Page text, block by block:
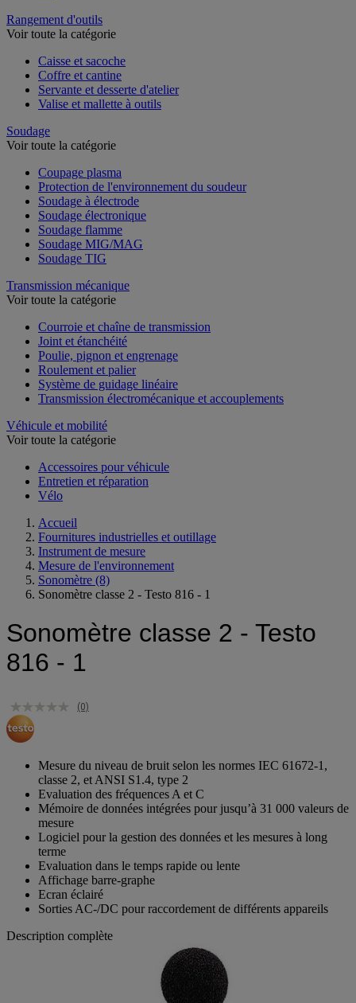
Rangement d'outils
Voir toute la catégorie
Caisse et sacoche
Coffre et cantine
Servante et desserte d'atelier
Valise et mallette à outils
Soudage
Voir toute la catégorie
Coupage plasma
Protection de l'environnement du soudeur
Soudage à électrode
Soudage électronique
Soudage flamme
Soudage MIG/MAG
Soudage TIG
Transmission mécanique
Voir toute la catégorie
Courroie et chaîne de transmission
Joint et étanchéité
Poulie, pignon et engrenage
Roulement et palier
Système de guidage linéaire
Transmission électromécanique et accouplements
Véhicule et mobilité
Voir toute la catégorie
Accessoires pour véhicule
Entretien et réparation
Vélo
Accueil
Fournitures industrielles et outillage
Instrument de mesure
Mesure de l'environnement
Sonomètre (8)
Sonomètre classe 2 - Testo 816 - 1
Sonomètre classe 2 - Testo
816 - 1
(0)
Mesure du niveau de bruit selon les normes IEC 61672-1,
classe 2, et ANSI S1.4, type 2
Evaluation des fréquences A et C
Mémoire de données intégrées pour jusqu’à 31 000 valeurs de
mesure
Logiciel pour la gestion des données et les mesures à long
terme
Evaluation dans le temps rapide ou lente
Affichage barre-graphe
Ecran éclairé
Sorties AC-/DC pour raccordement de différents appareils
Description complète